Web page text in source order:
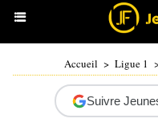
Accueil > Ligue 1
Suivre